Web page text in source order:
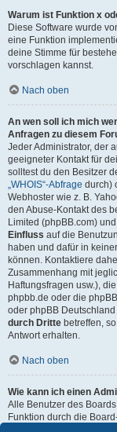
Warum ist Funktion x
Diese Software wurde
eine Funktion
deine Stimme für
vorschlagen kannst.
Nach oben
An wen soll ich mich
Anfragen zu diesem
Jeder Administrator, der
geeigneter Kontakt für
solltest du den Besitzer
„WHOIS“-Abfrage durch)
Webhoster wie z. B.
den Abuse-Kontakt des
Limited (phpBB.com)
Einfluss auf die
haben und dafür in
können. Kontaktiere
Zusammenhang mit
Haftungsfragen usw.), die
phpbb.de oder die
oder phpBB
durch Dritte betreffen,
Antwort erhalten.
Nach oben
Wie kann ich einen
Alle Benutzer des
Funktion durch die
Mitglieder des Boards